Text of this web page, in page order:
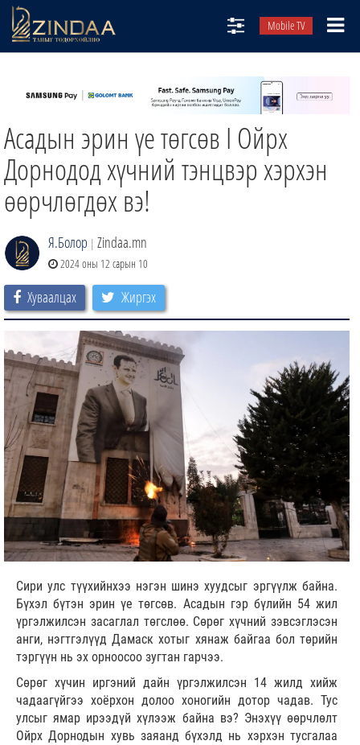
Mobile TV
ТВ8
ӨГЛӨӨНИЙ СОНИН
АУДИО ЗОХИОЛ
ЗИНДАА СЭТГҮҮЛ
Асадын эрин үе төгсөв I Ойрх
Дорнодод хүчний тэнцвэр хэрхэн
өөрчлөгдөх вэ!
Я.Болор | Zindaa.mn
2024 оны 12 сарын 10
Хуваалцах Жиргэх
Сири улс түүхийнхээ нэгэн шинэ хуудсыг эргүүлж байна.
Бүхэл бүтэн эрин үе төгсөв. Асадын гэр бүлийн 54 жил
үргэлжилсэн засаглал төгслөө. Сөрөг хүчний зэвсэглэсэн
анги, нэгтгэлүүд Дамаск хотыг хянаж байгаа бол төрийн
тэргүүн нь эх орноосоо зугтан гарчээ.
Сөрөг хүчин иргэний дайн үргэлжилсэн 14 жилд хийж
чадаагүйгээ хоёрхон долоо хоногийн дотор чадав. Тус
улсыг ямар ирээдүй хүлээж байна вэ? Энэхүү өөрчлөлт
Ойрх Дорнодын хувь заяанд бүхэлд нь хэрхэн тусгалаа